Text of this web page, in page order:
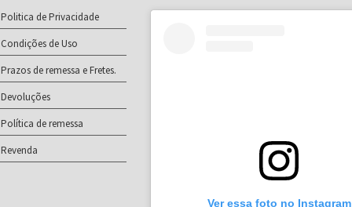
Politica de Privacidade
Condições de Uso
Prazos de remessa e Fretes.
Devoluções
Política de remessa
Revenda
Ver essa foto no Instagram